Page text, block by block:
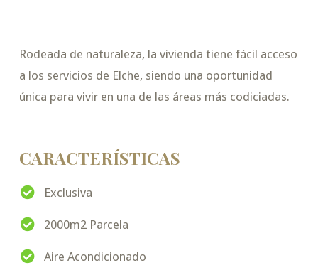
Rodeada de naturaleza, la vivienda tiene fácil acceso
a los servicios de Elche, siendo una oportunidad
única para vivir en una de las áreas más codiciadas.
CARACTERÍSTICAS
Exclusiva
2000m2 Parcela
Aire Acondicionado